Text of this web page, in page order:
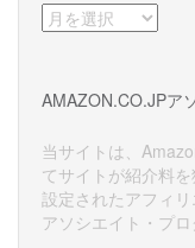
ア
ー
ブ
AMAZON.CO.JPア
当サイトは、
てサイトが紹介料
設定されたアフィ
アソシエイト・プロ